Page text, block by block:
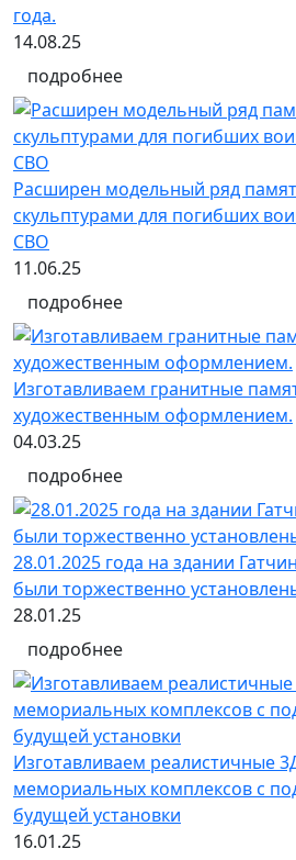
года.
14.08.25
подробнее
Расширен модельный ряд
скульптурами для погибших
СВО
11.06.25
подробнее
Изготавливаем гранитные
художественным оформлением.
04.03.25
подробнее
28.01.2025 года на здании
были торжественно
28.01.25
подробнее
Изготавливаем реалистичные
мемориальных комплексов с
будущей установки
16.01.25